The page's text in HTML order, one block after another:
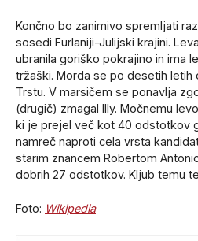
Končno bo zanimivo spremljati
sosedi Furlaniji-Julijski krajini.
ubranila goriško pokrajino in ima
tržaški. Morda se po desetih
Trstu. V marsičem se ponavlja
(drugič) zmagal Illy. Močnemu
ki je prejel več kot 40 odstotkov
namreč naproti cela vrsta
starim znancem Robertom
dobrih 27 odstotkov. Kljub temu
Foto: Wikipedia